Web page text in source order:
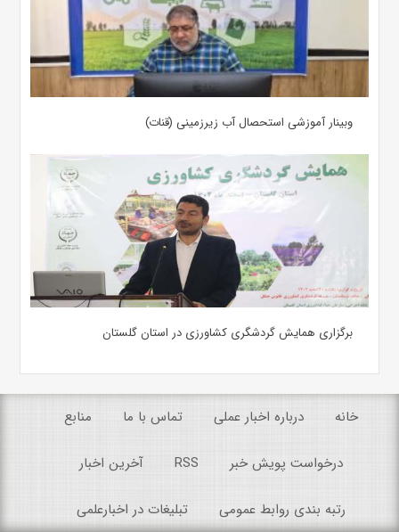
وبینار آموزشی استحصال آب زیرزمینی (قنات)
برگزاری همایش گردشگری کشاورزی در استان گلستان
خانه درباره اخبار عملی تماس با ما منابع
درخواست پویش خبر RSS آخرین اخبار
رتبه بندی روابط عمومی تبلیغات در اخبارعلمی